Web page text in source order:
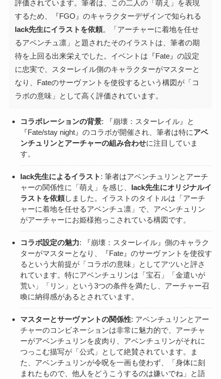
評価されています。筆者は、この二人の「萌え」を表現
するため、『FGO』のキャラクターデザインで知られる
lack先生にイラストを依頼。「アーチャーに着地を任せ
るアベンチュ凛」と題されたそのイラストは、筆者の期
待を上回る出来栄えでした。イベントは『Fate』の設定
に忠実で、スターレイル側のキャラクターがマスターと
なり、Fateのサーヴァントを使役するという構図が「コ
ラボの意味」として高く評価されています。
コラボレーションの背景: 『崩壊：スターレイル』と
『Fate/stay night』のコラボが開催され、筆者は特にアベ
ンチュリンとアーチャーの組み合わせに注目していま
す。
lack先生によるイラスト : 筆者はアベンチュリンとアーチ
ャーの関係性に「萌え」を感じ、 lack先生にオリジナルイ
ラストを依頼しました。イラストのタイトルは「アーチ
ャーに着地を任せるアベンチュ凛」で、アベンチュリン
がアーチャーにお姫様抱っこされている構図です。
コラボ設定の魅力: 『崩壊：スターレイル』側のキャラク
ターがマスターとなり、『Fate』のサーヴァントを使役す
るという大前提が「コラボの意味」としてアツいと評さ
れています。特にアベンチュリンは「宝石」「金遣いが
荒い」「リン」という3つの条件を満たし、アーチャー召
喚に納得感があるとされています。
マスターとサーヴァントの関係性: アベンチュリンとアー
チャーのコンビネーションは非常に魅力的で、アーチャ
ーがアベンチュリンを皮肉り、アベンチュリンがそれに
つっこむ描写が「公式」として絶賛されています。ま
た、アベンチュリンが令呪を一画も使わず、「身体に刻
まれたもので、他人をどうこうするのは嫌いでね」と語